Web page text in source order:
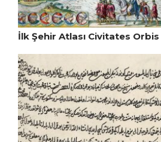
İlk Şehir Atlası Civitates